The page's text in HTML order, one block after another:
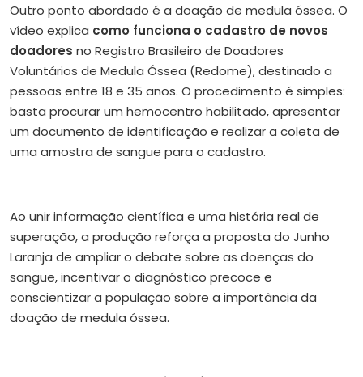
Outro ponto abordado é a doação de medula óssea. O
vídeo explica como funciona o cadastro de novos
doadores no Registro Brasileiro de Doadores
Voluntários de Medula Óssea (Redome), destinado a
pessoas entre 18 e 35 anos. O procedimento é simples:
basta procurar um hemocentro habilitado, apresentar
um documento de identificação e realizar a coleta de
uma amostra de sangue para o cadastro.
Ao unir informação científica e uma história real de
superação, a produção reforça a proposta do Junho
Laranja de ampliar o debate sobre as doenças do
sangue, incentivar o diagnóstico precoce e
conscientizar a população sobre a importância da
doação de medula óssea.